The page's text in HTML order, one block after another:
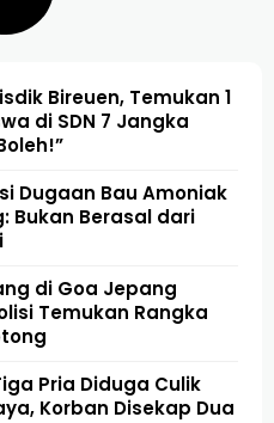
Bireuen, Temukan 1
di SDN 7 Jangka
Dugaan Bau Amoniak
Bukan Berasal dari
di Goa Jepang
Temukan Rangka
Pria Diduga Culik
Korban Disekap Dua